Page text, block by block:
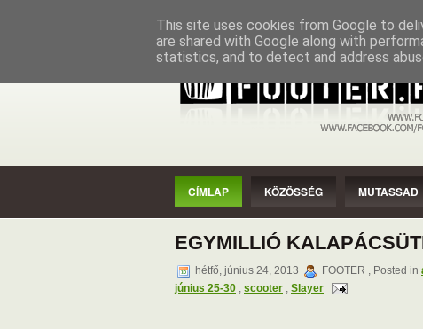
CÍMLAP KÖZÖSSÉG MUTASSAD
CÍMLAP KÖZÖSSÉG MUTASSAD
EGYMILLIÓ
hétfő, június 24, 2013 FOOTER , Posted in
június 25-30 , scooter , Slayer
This site uses cookies from Google to
are shared with Google along with
statistics, and to detect and address